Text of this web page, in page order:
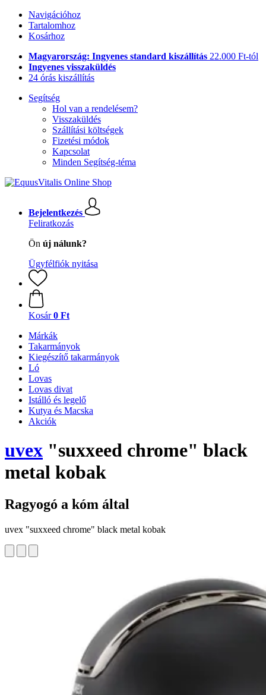
Navigációhoz
Tartalomhoz
Kosárhoz
Magyarország: Ingyenes standard kiszállítás 22.000 Ft-tól
Ingyenes visszaküldés
24 órás kiszállítás
Segítség
Hol van a rendelésem?
Visszaküldés
Szállítási költségek
Fizetési módok
Kapcsolat
Minden Segítség-téma
Bejelentkezés
Feliratkozás
Ön új nálunk?
Ügyfélfiók nyitása
Kosár 0 Ft
Márkák
Takarmányok
Kiegészítő takarmányok
Ló
Lovas
Lovas divat
Istálló és legelő
Kutya és Macska
Akciók
uvex "suxxeed chrome" black
metal kobak
Ragyogó a kóm által
uvex "suxxeed chrome" black metal kobak